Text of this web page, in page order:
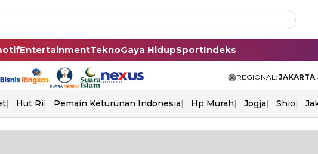
EntertainmentTeknoGaya HidupSportIndeks
REGIONAL: JAKARTA
Hut Ri Pemain Keturunan Indonesia Hp Murah Jogja Shio